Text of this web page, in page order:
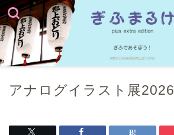
アナログイラスト展2026